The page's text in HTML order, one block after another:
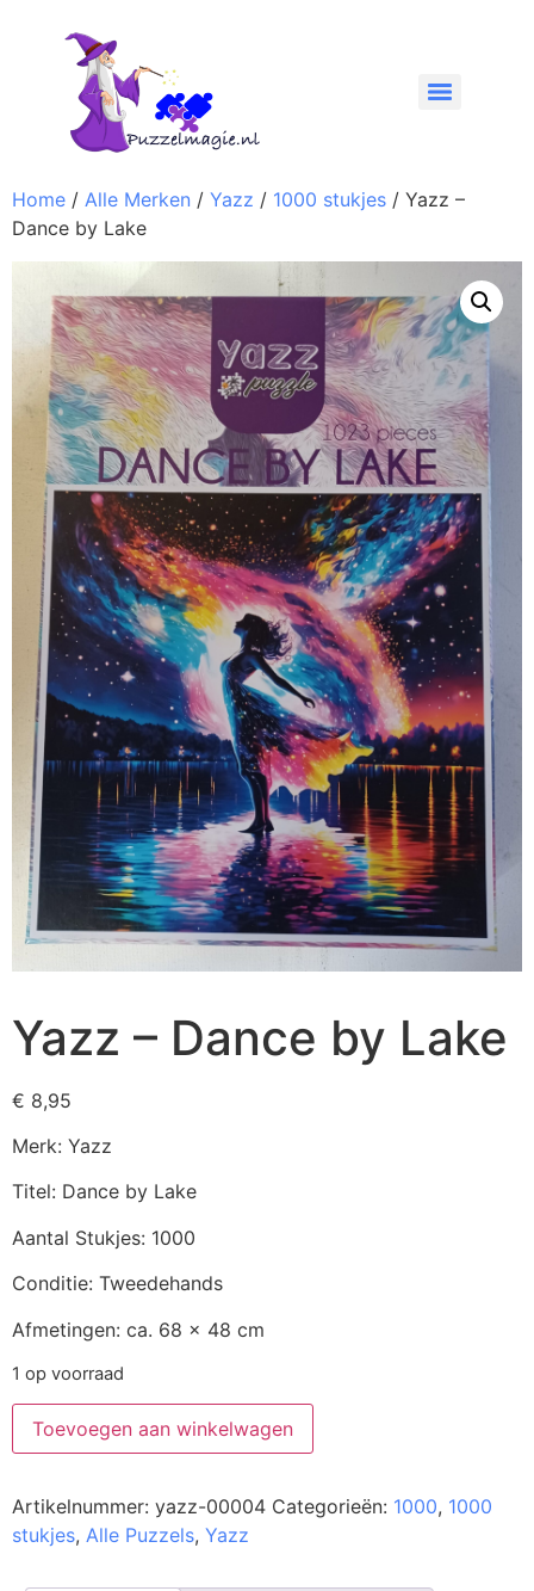
Home / Alle Merken / Yazz / 1000 stukjes / Yazz –
Dance by Lake
Yazz – Dance by Lake
€ 8,95
Merk: Yazz
Titel: Dance by Lake
Aantal Stukjes: 1000
Conditie: Tweedehands
Afmetingen: ca. 68 x 48 cm
1 op voorraad
Toevoegen aan winkelwagen
Artikelnummer: yazz-00004 Categorieën: 1000, 1000
stukjes, Alle Puzzels, Yazz